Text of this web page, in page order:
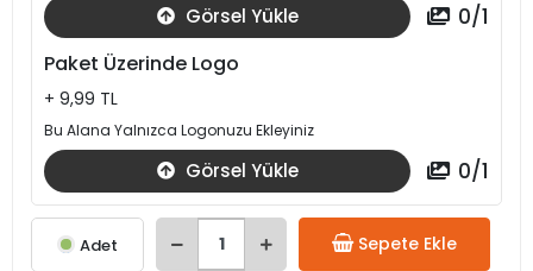
Görsel Yükle 0/1
Paket Üzerinde Logo
+ 9,99 TL
Bu Alana Yalnızca Logonuzu Ekleyiniz
Görsel Yükle 0/1
Adet Sepete Ekle